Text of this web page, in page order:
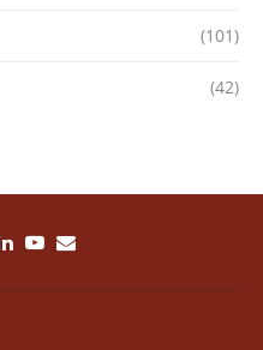
(101)
(42)